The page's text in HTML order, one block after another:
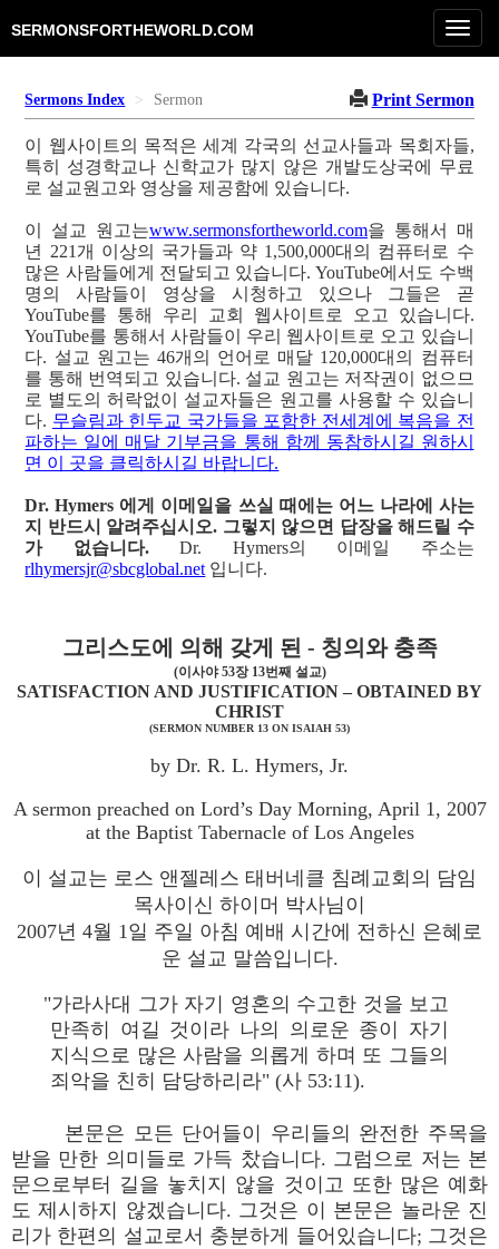
SERMONSFORTHEWORLD.COM
Sermons Index Sermon Print Sermon
이 웹사이트의 목적은 세계 각국의 선교사들과 목회자들,
특히 성경학교나 신학교가 많지 않은 개발도상국에 무료
로 설교원고와 영상을 제공함에 있습니다.
이 설교 원고는www.sermonsfortheworld.com을 통해서 매
년 221개 이상의 국가들과 약 1,500,000대의 컴퓨터로 수
많은 사람들에게 전달되고 있습니다. YouTube에서도 수백
명의 사람들이 영상을 시청하고 있으나 그들은 곧
YouTube를 통해 우리 교회 웹사이트로 오고 있습니다.
YouTube를 통해서 사람들이 우리 웹사이트로 오고 있습니
다. 설교 원고는 46개의 언어로 매달 120,000대의 컴퓨터
를 통해 번역되고 있습니다. 설교 원고는 저작권이 없으므
로 별도의 허락없이 설교자들은 원고를 사용할 수 있습니
다. 무슬림과 힌두교 국가들을 포함한 전세계에 복음을 전
파하는 일에 매달 기부금을 통해 함께 동참하시길 원하시
면 이 곳을 클릭하시길 바랍니다.
Dr. Hymers 에게 이메일을 쓰실 때에는 어느 나라에 사는
지 반드시 알려주십시오. 그렇지 않으면 답장을 해드릴 수
가 없습니다.Dr. Hymers의 이메일 주소는
rlhymersjr@sbcglobal.net 입니다.
그리스도에 의해 갖게 된 - 칭의와 충족
(이사야 53장 13번째 설교)
SATISFACTION AND JUSTIFICATION – OBTAINED BY
CHRIST
(SERMON NUMBER 13 ON ISAIAH 53)
by Dr. R. L. Hymers, Jr.
A sermon preached on Lord’s Day Morning, April 1, 2007
at the Baptist Tabernacle of Los Angeles
이 설교는 로스 앤젤레스 태버네클 침례교회의 담임
목사이신 하이머 박사님이
2007년 4월 1일 주일 아침 예배 시간에 전하신 은혜로
운 설교 말씀입니다.
"가라사대 그가 자기 영혼의 수고한 것을 보고
만족히 여길 것이라 나의 의로운 종이 자기
지식으로 많은 사람을 의롭게 하며 또 그들의
죄악을 친히 담당하리라" (사 53:11).
본문은 모든 단어들이 우리들의 완전한 주목을
받을 만한 의미들로 가득 찼습니다. 그럼으로 저는 본
문으로부터 길을 놓치지 않을 것이고 또한 많은 예화
도 제시하지 않겠습니다. 그것은 이 본문은 놀라운 진
리가 한편의 설교로서 충분하게 들어있습니다; 그것은